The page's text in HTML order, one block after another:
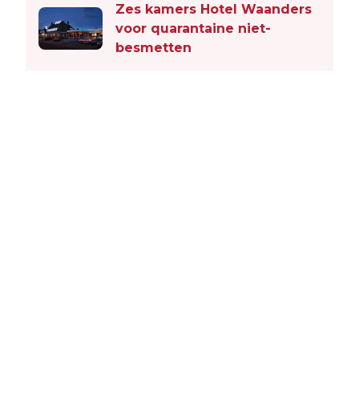
Zes kamers Hotel Waanders
voor quarantaine niet-
besmetten